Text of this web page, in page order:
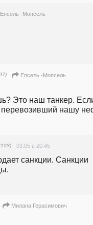
Епсель -Мопсель
Епсель -Мопсель
Это наш танкер.
нашу
03.05 в 20:45
санкции. Санкции
Милана Герасимович